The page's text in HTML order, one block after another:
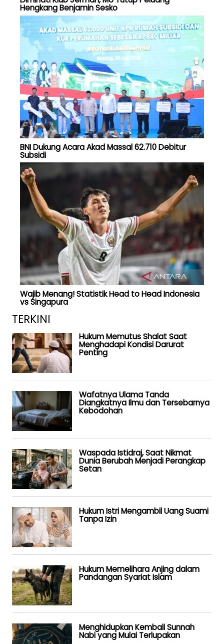
Hengkang Benjamin Sesko
BNI Dukung Acara Akad Massal 62.710 Debitur
Subsidi
Wajib Menang! Statistik Head to Head Indonesia
vs Singapura
TERKINI
Hukum Memutus Shalat Saat
Menghadapi Kondisi Darurat
Penting
Wafatnya Ulama Tanda
Diangkatnya Ilmu dan Tersebarnya
Kebodohan
Waspada Istidraj, Saat Nikmat
Dunia Berubah Menjadi Perangkap
Setan
Hukum Istri Mengambil Uang Suami
Tanpa Izin
Hukum Memelihara Anjing dalam
Pandangan Syariat Islam
Menghidupkan Kembali Sunnah
Nabi yang Mulai Terlupakan